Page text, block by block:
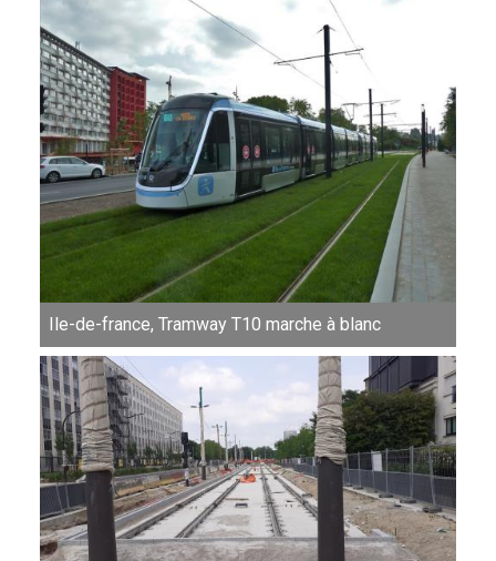
Ile-de-france, Tramway T10 marche à blanc